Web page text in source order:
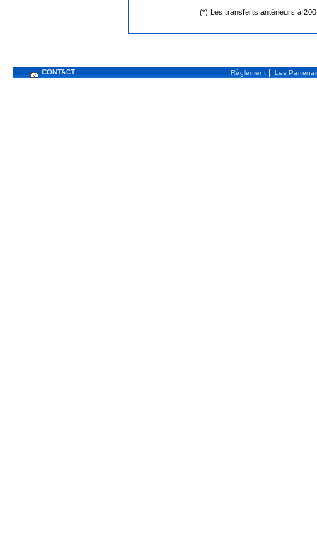
(*) Les transferts antérieurs à
CONTACT Règlement | Les